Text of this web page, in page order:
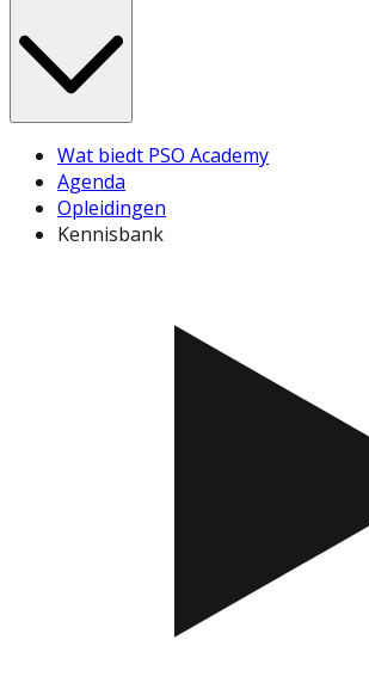
Wat biedt PSO Academy
Agenda
Opleidingen
Kennisbank